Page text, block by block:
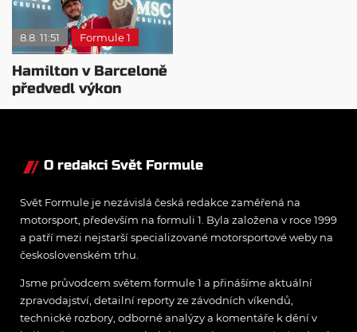
8.8. 11:51 Formule 1
Hamilton v Barceloně
předvedl výkon
pravého šampiona
O redakci Svět Formule
Svět Formule je nezávislá česká redakce zaměřená na
motorsport, především na formuli 1. Byla založena v roce 1999
a patří mezi nejstarší specializované motorsportové weby na
československém trhu.
Jsme průvodcem světem formule 1 a přinášíme aktuální
zpravodajství, detailní reporty ze závodních víkendů,
technické rozbory, odborné analýzy a komentáře k dění v